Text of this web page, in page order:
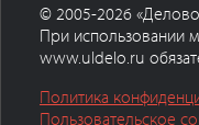
© 2005-2026
При использовании
www.uldelo.ru
Политика
Пользовательское